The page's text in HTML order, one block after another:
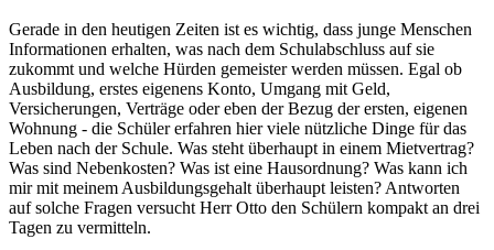
Gerade in den heutigen Zeiten ist es wichtig, dass junge Menschen
Informationen erhalten, was nach dem Schulabschluss auf sie
zukommt und welche Hürden gemeister werden müssen. Egal ob
Ausbildung, erstes eigenens Konto, Umgang mit Geld,
Versicherungen, Verträge oder eben der Bezug der ersten, eigenen
Wohnung - die Schüler erfahren hier viele nützliche Dinge für das
Leben nach der Schule. Was steht überhaupt in einem Mietvertrag?
Was sind Nebenkosten? Was ist eine Hausordnung? Was kann ich
mir mit meinem Ausbildungsgehalt überhaupt leisten? Antworten
auf solche Fragen versucht Herr Otto den Schülern kompakt an drei
Tagen zu vermitteln.